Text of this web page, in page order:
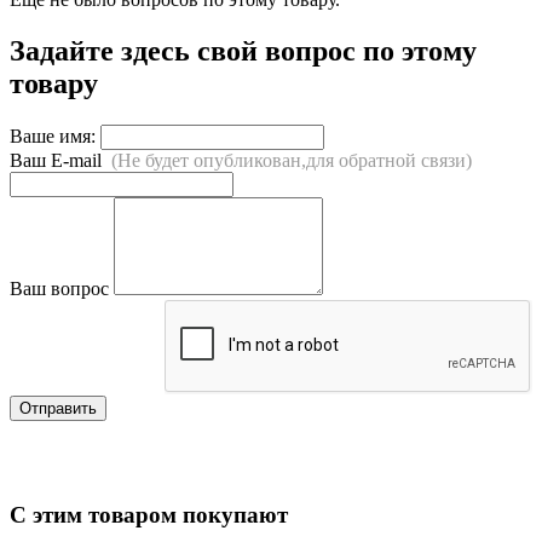
Задайте здесь свой вопрос по этому
товару
Ваше имя:
Ваш E-mail (Не будет опубликован,для обратной связи)
Ваш вопрос
Отправить
С этим товаром покупают